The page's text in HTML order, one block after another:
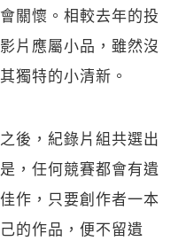
關懷。相較去年的投
片應屬小品，雖然沒
獨特的小清新。
後，紀錄片組共選出
，任何競賽都會有遺
作，只要創作者一本
的作品，便不留遺